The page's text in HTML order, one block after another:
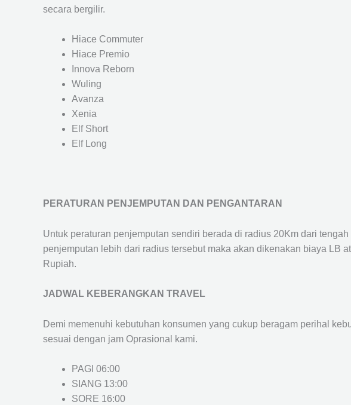
secara bergilir.
Hiace Commuter
Hiace Premio
Innova Reborn
Wuling
Avanza
Xenia
Elf Short
Elf Long
PERATURAN PENJEMPUTAN DAN PENGANTARAN
Untuk peraturan penjemputan sendiri berada di radius 20Km dari
penjemputan lebih dari radius tersebut maka akan dikenakan biaya LB
Rupiah.
JADWAL KEBERANGKAN TRAVEL
Demi memenuhi kebutuhan konsumen yang cukup beragam perihal
sesuai dengan jam Oprasional kami.
PAGI 06:00
SIANG 13:00
SORE 16:00